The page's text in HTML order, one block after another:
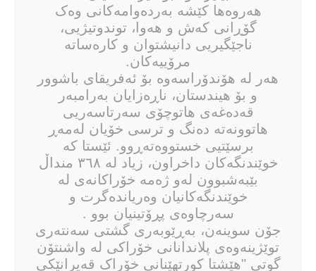
هەروەها کێشە بەردەوامەکانی وەک
گۆڕانی کەش و هەوا، توندوتیژیی،
ناجێگیریی دانیشتوان و کارەساتە
مرۆییەکان.
هەر لە هۆندۆراسەوە بۆ ئەفریقای باشوور
و بۆ هیندستان، ناڕەزایان بەرامبەر
قەدە‌غەی هاتوچۆی سەرتاسەریی
هاتوونەتە دەنگ و ترسی خۆیان لەمەڕ
برسێتیی خستووەتەڕوو. ئێستا کە
خوێندنگەکان داخراون، زیاد لە ٣٦٨ منداڵ
بێبەشبوون لەو ژەمە خۆراکانەی لە
خوێندنگەکانیان وەریاندەگرت و
سەرچاوەی پڕۆتینیان بوو .
جۆن سوینەن، بەڕێوبەری گشتی سەنتەری
توێژینەوەی پلاندانانی خۆراکی لە واشنتۆن
گوتی "هێشتا کورتهێنانی خۆراک قەیرانێکی